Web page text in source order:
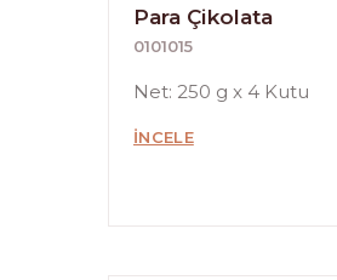
Para Çikolata
0101015
Net: 250 g x 4 Kutu
İNCELE